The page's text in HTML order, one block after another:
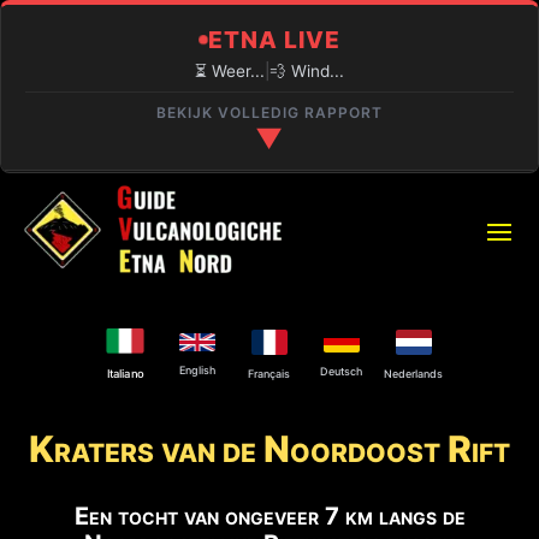
ETNA LIVE
⏳ Weer... 💨 Wind...
BEKIJK VOLLEDIG RAPPORT
▼
🔍 ACTUELE SITUATIE
⏳ PIANO PROVENZANA (1800M)
VULKANISCHE ACTIVITEIT
Explosieve activiteit bij de Noordoostkrater en
⚠️
Italiano English Français Deutsch Nederlands
Kraters van de Noordoost Rift
Een tocht van ongeveer 7 km langs de